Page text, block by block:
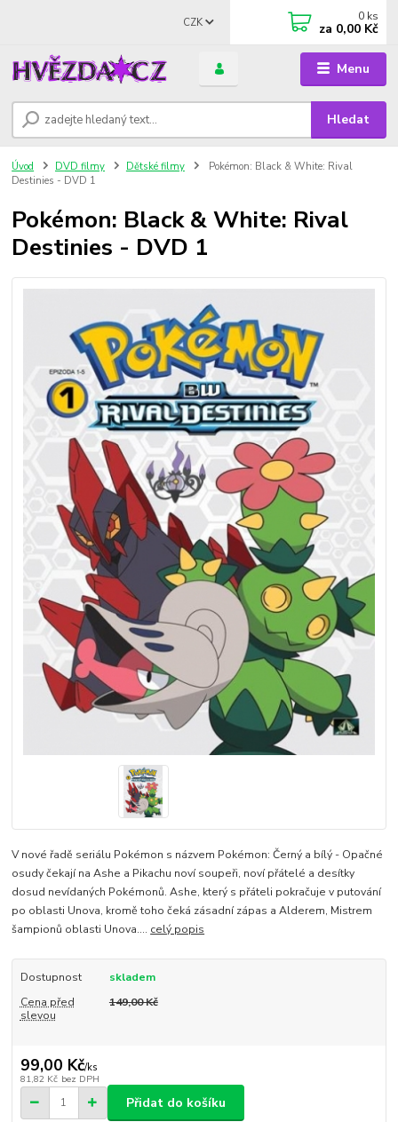
Menu
CZK
Hledat
0 ks
za 0,00 Kč
Úvod DVD filmy Dětské filmy
Pokémon: Black & White: Rival
Destinies - DVD 1
Pokémon: Black & White: Rival
Destinies - DVD 1
V nové řadě seriálu Pokémon s názvem Pokémon: Černý a bílý - Opačné
osudy čekají na Ashe a Pikachu noví soupeři, noví přátelé a desítky
dosud nevídaných Pokémonů. Ashe, který s přáteli pokračuje v putování
po oblasti Unova, kromě toho čeká zásadní zápas a Alderem, Mistrem
šampionů oblasti Unova.... celý popis
Dostupnost
skladem
Cena před
slevou
149,00 Kč
99,00 Kč/ks
81,82 Kč bez DPH
Přidat do košíku